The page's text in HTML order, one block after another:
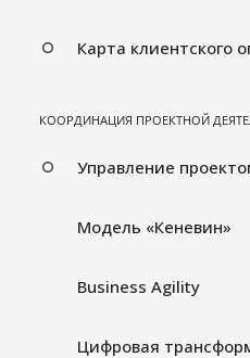
Карта клиентского
КООРДИНАЦИЯ ПРОЕКТНОЙ
Управление
Модель «Кеневин»
Business Agility
Цифровая